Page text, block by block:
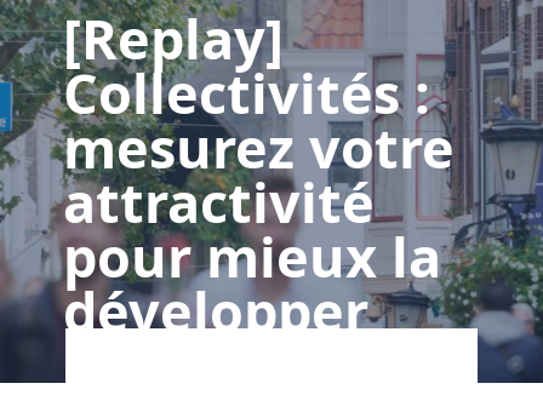
[Replay]
Collectivités :
mesurez votre
attractivité
pour mieux la
développer